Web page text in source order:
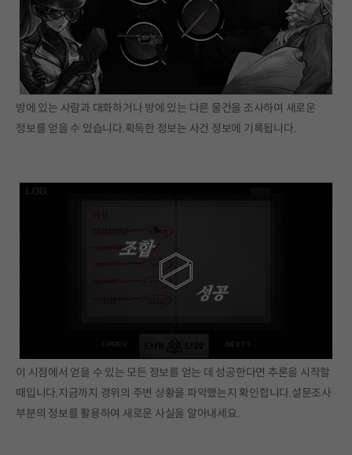
방에 있는 사람과 대화하거나 방에 있는 다른 물건을 조사하여 새로운
정보를 얻을 수 있습니다.획득한 정보는 사건 정보에 기록됩니다.
이 시점에서 얻을 수 있는 모든 정보를 얻는 데 성공한다면 추론을 시작할
때입니다.지금까지 경위의 주변 상황을 파악했는지 확인합니다.설문조사
부분의 정보를 활용하여 새로운 사실을 알아내세요.